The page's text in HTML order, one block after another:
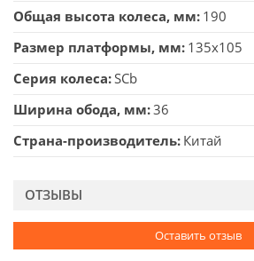
Общая высота колеса, мм 190
Размер платформы, мм 135x105
Серия колеса SCb
Ширина обода, мм 36
Страна-производитель Китай
ОТЗЫВЫ
Оставить отзыв